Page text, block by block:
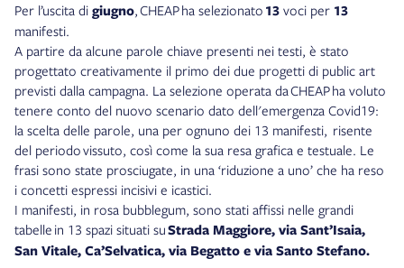
Per l’uscita di giugno, CHEAP ha selezionato 13 voci per 13
manifesti.
A partire da alcune parole chiave presenti nei testi, è stato
progettato creativamente il primo dei due progetti di public art
previsti dalla campagna. La selezione operata da CHEAP ha voluto
tenere conto del nuovo scenario dato dell'emergenza Covid19:
la scelta delle parole, una per ognuno dei 13 manifesti, risente
del periodo vissuto, così come la sua resa grafica e testuale. Le
frasi sono state prosciugate, in una ‘riduzione a uno’ che ha reso
i concetti espressi incisivi e icastici.
I manifesti, in rosa bubblegum, sono stati affissi nelle grandi
tabelle in 13 spazi situati suStrada Maggiore, via Sant’Isaia,
San Vitale, Ca’Selvatica, via Begatto e via Santo Stefano.